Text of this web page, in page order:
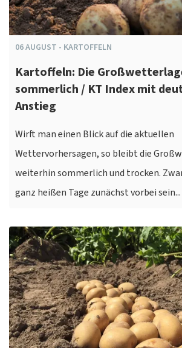
06AUGUST - KARTOFFELN
Kartoffeln: Die
sommerlich / KT Index mit
Anstieg
Wirft man einen Blick auf die aktuellen
Wettervorhersagen, so bleibt die
weiterhin sommerlich und trocken.
ganz heißen Tage zunächst vorbei sein...